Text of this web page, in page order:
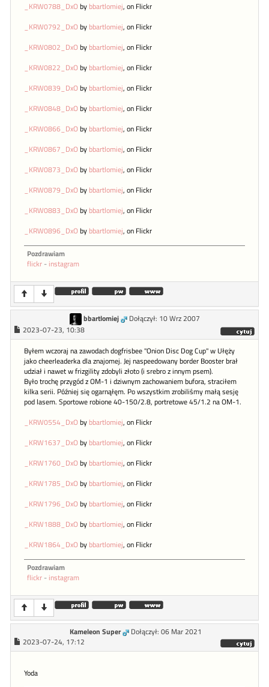
_KRW0788_DxOby bbartlomiej, on Flickr
_KRW0792_DxOby bbartlomiej, on Flickr
_KRW0802_DxOby bbartlomiej, on Flickr
_KRW0822_DxOby bbartlomiej, on Flickr
_KRW0839_DxOby bbartlomiej, on Flickr
_KRW0848_DxOby bbartlomiej, on Flickr
_KRW0866_DxOby bbartlomiej, on Flickr
_KRW0867_DxOby bbartlomiej, on Flickr
_KRW0873_DxOby bbartlomiej, on Flickr
_KRW0879_DxOby bbartlomiej, on Flickr
_KRW0883_DxOby bbartlomiej, on Flickr
_KRW0896_DxOby bbartlomiej, on Flickr
Pozdrawiam
flickr - instagram
bbartlomiej
Dołączył: 10 Wrz 2007
2023-07-23, 10:38
Byłem wczoraj na zawodach dogfrisbee "Onion Disc Dog Cup" w Ułęży
jako cheerleaderka dla znajomej. Jej naspeedowany border Booster brał
udział i nawet w frizgility zdobyli złoto (i srebro z innym psem).
Było trochę przygód z OM-1 i dziwnym zachowaniem bufora, straciłem
kilka serii. Później się ogarnąłęm. Po wszystkim zrobiliśmy małą sesję
pod lasem. Sportowe robione 40-150/2.8, portretowe 45/1.2 na OM-1.
_KRW0554_DxOby bbartlomiej, on Flickr
_KRW1637_DxOby bbartlomiej, on Flickr
_KRW1760_DxOby bbartlomiej, on Flickr
_KRW1785_DxOby bbartlomiej, on Flickr
_KRW1796_DxOby bbartlomiej, on Flickr
_KRW1888_DxOby bbartlomiej, on Flickr
_KRW1864_DxOby bbartlomiej, on Flickr
Pozdrawiam
flickr - instagram
Kameleon Super
Dołączył: 06 Mar 2021
2023-07-24, 17:12
Yoda